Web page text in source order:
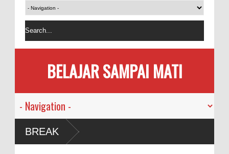
BELAJAR SAMPAI MATI
BREAK